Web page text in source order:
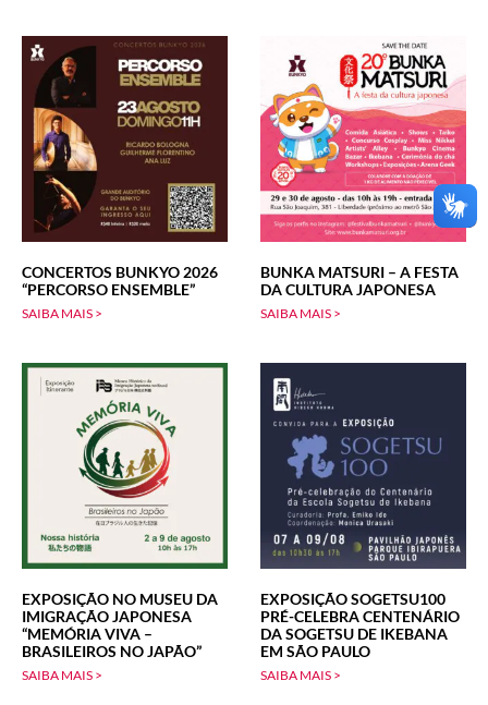
CONCERTOS BUNKYO 2026
“PERCORSO ENSEMBLE”
SAIBA MAIS >
BUNKA MATSURI – A FESTA
DA CULTURA JAPONESA
SAIBA MAIS >
EXPOSIÇÃO NO MUSEU DA
IMIGRAÇÃO JAPONESA
“MEMÓRIA VIVA –
BRASILEIROS NO JAPÃO”
SAIBA MAIS >
EXPOSIÇÃO SOGETSU100
PRÉ-CELEBRA CENTENÁRIO
DA SOGETSU DE IKEBANA
EM SÃO PAULO
SAIBA MAIS >